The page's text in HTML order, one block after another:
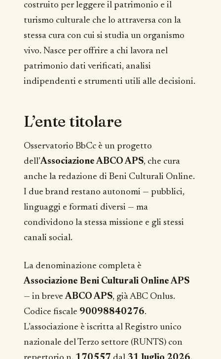
costruito per leggere il patrimonio e il
turismo culturale che lo attraversa con la
stessa cura con cui si studia un organismo
vivo. Nasce per offrire a chi lavora nel
patrimonio dati verificati, analisi
indipendenti e strumenti utili alle decisioni.
L’ente titolare
Osservatorio BbCc è un progetto
dell’Associazione ABCO APS, che cura
anche la redazione di Beni Culturali Online.
I due brand restano autonomi — pubblici,
linguaggi e formati diversi — ma
condividono la stessa missione e gli stessi
canali social.
La denominazione completa è
Associazione Beni Culturali Online APS
— in breveABCO APS, già ABC Onlus.
Codice fiscale 90098840276.
L’associazione è iscritta al Registro unico
nazionale del Terzo settore (RUNTS) con